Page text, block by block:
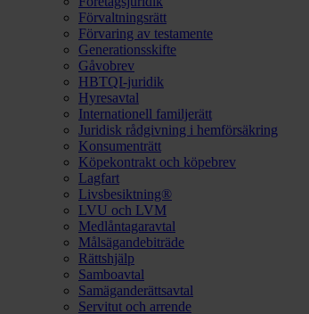
Förvaltningsrätt
Förvaring av testamente
Generationsskifte
Gåvobrev
HBTQI-juridik
Hyresavtal
Internationell familjerätt
Juridisk rådgivning i hemförsäkring
Konsumenträtt
Köpekontrakt och köpebrev
Lagfart
Livsbesiktning®
LVU och LVM
Medlåntagaravtal
Målsägandebiträde
Rättshjälp
Samboavtal
Samäganderättsavtal
Servitut och arrende